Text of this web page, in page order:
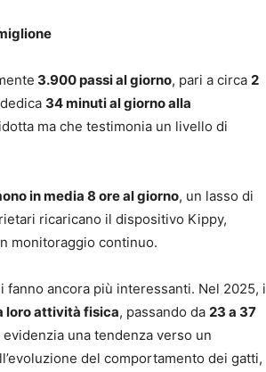
3.900 passi al giorno, pari a circa 2
34 minuti al giorno alla
ma che testimonia un livello di
in media 8 ore al giorno, un lasso di
ricaricano il dispositivo Kippy,
monitoraggio continuo.
fanno ancora più interessanti. Nel 2025, i
loro attività fisica, passando da 23 a 37
una tendenza verso un
del comportamento dei gatti,